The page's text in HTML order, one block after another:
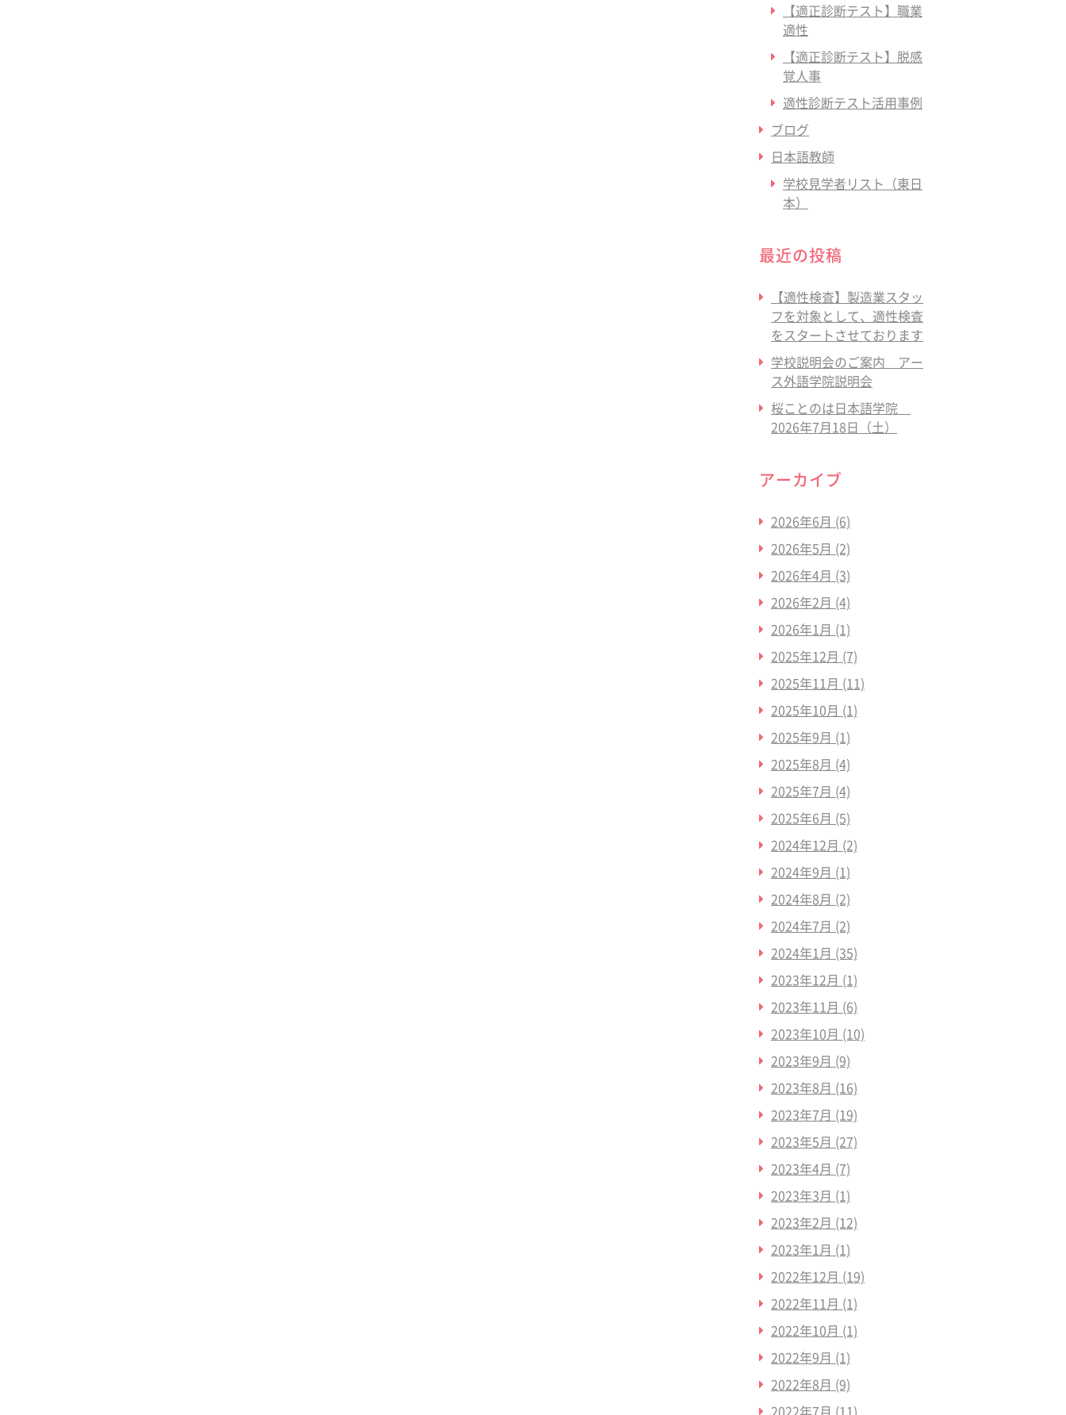
【適正診断テスト】職業
適性
【適正診断テスト】脱感
覚人事
適性診断テスト活用事例
ブログ
日本語教師
学校見学者リスト（東日
本）
最近の投稿
【適性検査】製造業スタッ
フを対象として、適性検査
をスタートさせております
学校説明会のご案内 アー
ス外語学院説明会
桜ことのは日本語学院
2026年7月18日（土）
アーカイブ
2026年6月 (6)
2026年5月 (2)
2026年4月 (3)
2026年2月 (4)
2026年1月 (1)
2025年12月 (7)
2025年11月 (11)
2025年10月 (1)
2025年9月 (1)
2025年8月 (4)
2025年7月 (4)
2025年6月 (5)
2024年12月 (2)
2024年9月 (1)
2024年8月 (2)
2024年7月 (2)
2024年1月 (35)
2023年12月 (1)
2023年11月 (6)
2023年10月 (10)
2023年9月 (9)
2023年8月 (16)
2023年7月 (19)
2023年5月 (27)
2023年4月 (7)
2023年3月 (1)
2023年2月 (12)
2023年1月 (1)
2022年12月 (19)
2022年11月 (1)
2022年10月 (1)
2022年9月 (1)
2022年8月 (9)
2022年7月 (11)